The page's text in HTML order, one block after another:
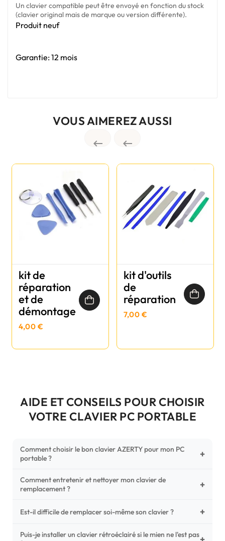
Un clavier compatible peut être envoyé en fonction du stock
(clavier original mais de marque ou version différente).
Produit neuf
Garantie: 12 mois
VOUS AIMEREZ AUSSI
 
kit de
réparation
et de
démontage
4,00 €
kit d'outils
de
réparation
7,00 €
AIDE ET CONSEILS POUR CHOISIR
VOTRE CLAVIER PC PORTABLE
Comment choisir le bon clavier AZERTY pour mon PC
portable ?
+
Pour ne pas vous tromper, vérifiez trois points critiques sur
votre clavier d'origine : la disposition (AZERTY Français), la
photos HD) et l'emplacement des fixations (vis ou clips) au
Comment entretenir et nettoyer mon clavier de
remplacement ?
+
Un entretien régulier prolonge la vie de vos touches.
poussières sous les mécanismes. Pour le nettoyage,
Est-il difficile de remplacer soi-même son clavier ? +
C'est une réparation accessible et très économique ! La
Puis-je installer un clavier rétroéclairé si le mien ne l'est pas